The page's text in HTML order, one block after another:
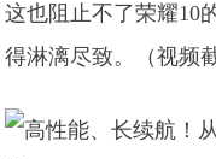
这也阻止不了荣耀10
得淋漓尽致。（视频